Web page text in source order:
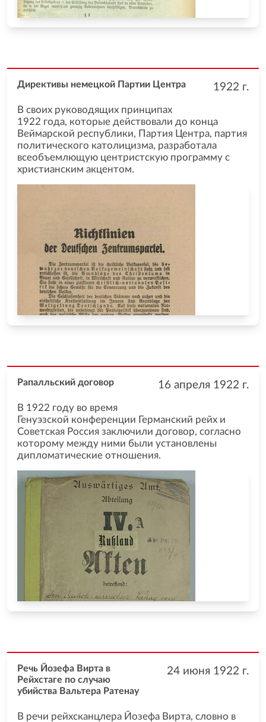
1922 г.
Директивы немецкой Партии Центра
В своих руководящих принципах
1922 года, которые действовали до конца
Веймарской республики, Партия Центра, партия
политического католицизма, разработала
всеобъемлющую центристскую программу с
христианским акцентом.
16 апреля 1922 г.
Рапалльский договор
В 1922 году во время
Генуэзской конференции Германский рейх и
Советская Россия заключили договор, согласно
которому между ними были установлены
дипломатические отношения.
24 июня 1922 г.
Речь Йозефа Вирта в
Рейхстаге по случаю
убийства Вальтера Ратенау
В речи рейхсканцлера Йозефа Вирта, словно в